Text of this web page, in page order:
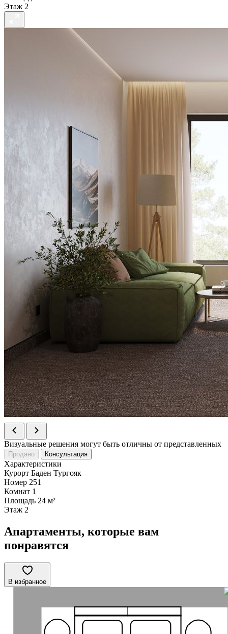
Этаж 2
Визуальные решения могут быть отличны от представленных
Продано Консультация
Характеристики
Курорт Баден Тургояк
Номер 251
Комнат 1
Площадь 24 м²
Этаж 2
Апартаменты, которые вам
понравятся
В избранное